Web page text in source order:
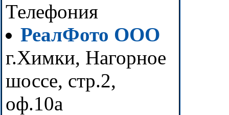
Телефония
РеалФото ООО
г.Химки, Нагорное
шоссе, стр.2,
оф.10а